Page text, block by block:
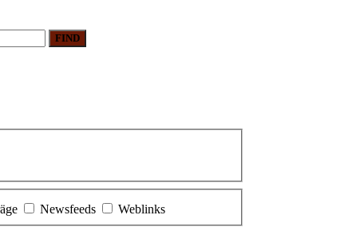
FIND
Newsfeeds
Weblinks